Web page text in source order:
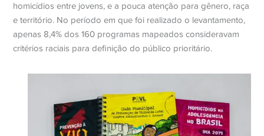
homicídios entre jovens, e a pouca atenção para gênero, raça
e território. No período em que foi realizado o levantamento,
apenas 8,4% dos 160 programas mapeados consideravam
critérios raciais para definição do público prioritário.